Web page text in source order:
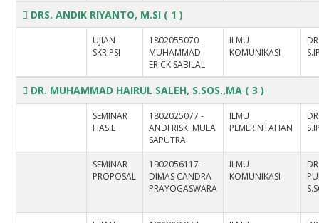
DRS. ANDIK RIYANTO, M.SI ( 1 )
UJIAN
SKRIPSI
1802055070 -
MUHAMMAD
ERICK SABILAL
ILMU
KOMUNIKASI
DR. MUHAMMAD HAIRUL SALEH, S.SOS.,MA ( 3 )
SEMINAR
HASIL
1802025077 -
ANDI RISKI MULA
SAPUTRA
ILMU
PEMERINTAHAN
SEMINAR
PROPOSAL
1902056117 -
DIMAS CANDRA
PRAYOGASWARA
ILMU
KOMUNIKASI